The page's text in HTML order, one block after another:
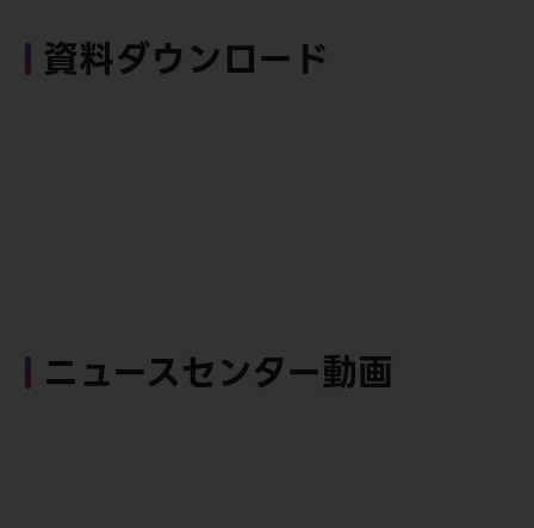
資料ダウンロード
ニュースセンター動画